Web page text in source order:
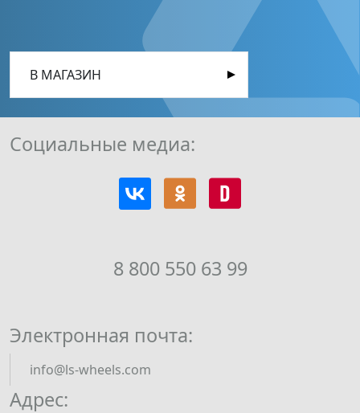
В МАГАЗИН
Адрес:
8 800 550 63 99
Электронная почта:
info@ls-wheels.com
Социальные медиа: